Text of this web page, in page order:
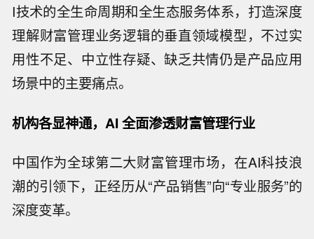
I技术的全生命周期和全生态服务体系，打造深度
理解财富管理业务逻辑的垂直领域模型，不过实
用性不足、中立性存疑、缺乏共情仍是产品应用
场景中的主要痛点。
机构各显神通，AI 全面渗透财富管理行业
中国作为全球第二大财富管理市场，在AI科技浪
潮的引领下，正经历从“产品销售”向“专业服务”的
深度变革。